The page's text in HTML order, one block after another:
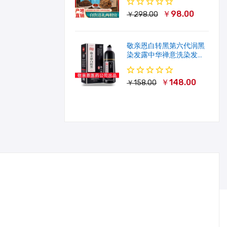
￥298.00 ￥98.00
敬亲恩白转黑第六代润黑
染发露中华禅意洗染发剂
一洗就黑500ml
￥158.00 ￥148.00